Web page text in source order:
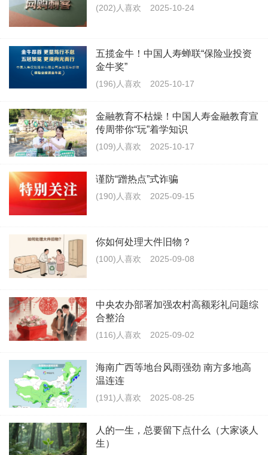
(202)人喜欢 2025-10-24
五揽金牛！中国人寿蝉联“保险业投资
金牛奖”
(196)人喜欢 2025-10-17
金融教育不枯燥！中国人寿金融教育宣
传周带你“玩”着学知识
(109)人喜欢 2025-10-17
谨防“蹭热点”式诈骗
(190)人喜欢 2025-09-15
你如何处理大件旧物？
(100)人喜欢 2025-09-08
中央农办部署加强农村高额彩礼问题综
合整治
(116)人喜欢 2025-09-02
海南广西等地台风雨强劲 南方多地高
温连连
(191)人喜欢 2025-08-25
人的一生，总要留下点什么（大家谈人
生）